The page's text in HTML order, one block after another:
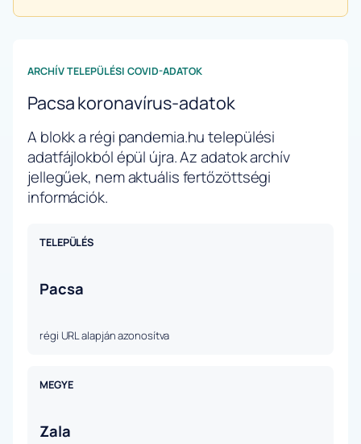
ARCHÍV TELEPÜLÉSI COVID-ADATOK
Pacsa koronavírus-adatok
A blokk a régi pandemia.hu települési
adatfájlokból épül újra. Az adatok archív
jellegűek, nem aktuális fertőzöttségi
információk.
TELEPÜLÉS
Pacsa
régi URL alapján azonosítva
MEGYE
Zala